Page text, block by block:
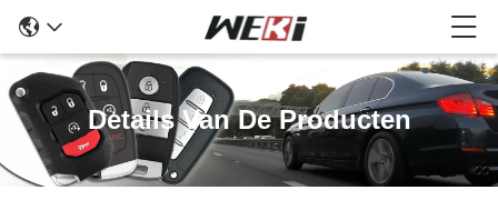
Details Van De Producten